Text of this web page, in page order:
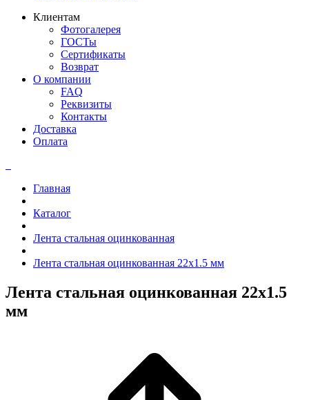
Клиентам
Фотогалерея
ГОСТы
Сертификаты
Возврат
О компании
FAQ
Реквизиты
Контакты
Доставка
Оплата
Главная
Каталог
Лента стальная оцинкованная
Лента стальная оцинкованная 22x1.5 мм
Лента стальная оцинкованная 22x1.5
мм